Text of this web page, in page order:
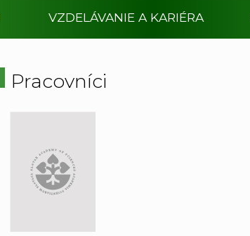
VZDELÁVANIE A KARIÉRA
Pracovníci